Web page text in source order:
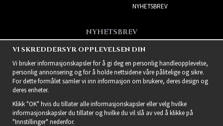
NYHETSBREV
NYHETSBREV
Få de beste tilbudene og
spennende nye produkter!
VI SKREDDERSYR OPPLEVELSEN DIN
Vi bruker informasjonskapsler for å gi deg en personlig handleopplevelse,
personlig annonsering og for å holde nettsidene våre pålitelige og sikre.
For dette formålet samler vi inn informasjon om brukere, deres design og
deres enheter.
Klikk "OK" hvis du tillater alle informasjonskapsler eller velg hvilke
informasjonskapsler du tillater og hvilke du vil slå av ved å klikke på
"Innstillinger" nedenfor.